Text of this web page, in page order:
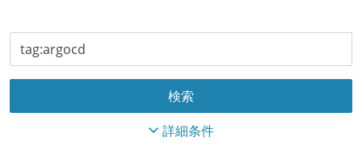
詳細条件